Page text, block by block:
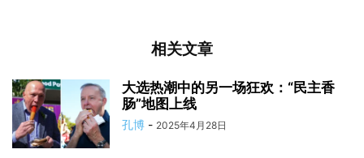
相关文章
大选热潮中的另一场狂欢：“民主香
肠”地图上线
孔博 - 2025年4月28日